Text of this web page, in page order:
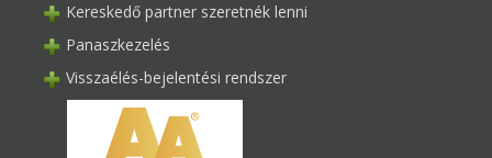
Kereskedő partner szeretnék lenni
Panaszkezelés
Visszaélés-bejelentési rendszer